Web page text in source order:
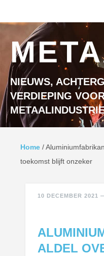
NIEUWS,
VERDIEPING
Home /
toekomst blijft onzeker
10 DECEMBER 2021
ALDEL